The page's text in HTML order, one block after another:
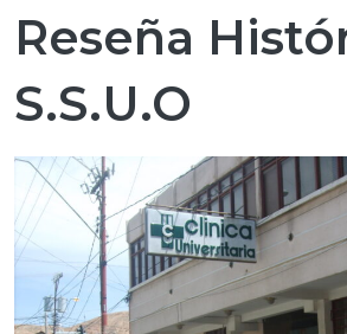
Reseña
S.S.U.O